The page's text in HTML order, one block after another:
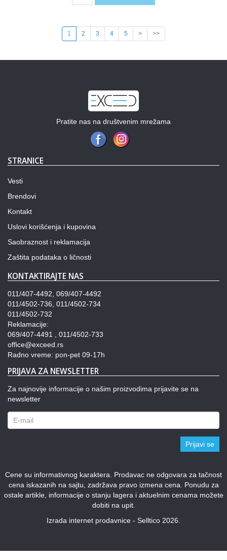
1 2 3 4 5 > >>
Pratite nas na društvenim mrežama
STRANICE
Vesti
Brendovi
Kontakt
Uslovi korišćenja i kupovina
Saobraznost i reklamacija
Zaštita podataka o ličnosti
KONTAKTIRAJTE NAS
011/407-4492, 069/407-4492
011/4502-736, 011/4502-734
011/4502-732
Reklamacije:
069/407-4491 , 011/4502-733
office@exceed.rs
Radno vreme: pon-pet 09-17h
PRIJAVA ZA NEWSLETTER
Za najnovije informacije o našim proizvodima prijavite se na
newsletter
Prijavi se
Cene su informativnog karaktera. Prodavac ne odgovara za tačnost
cena iskazanih na sajtu, zadržava pravo izmena cena. Ponudu za
ostale artikle, informacije o stanju lagera i aktuelnim cenama možete
dobiti na upit.
Izrada internet prodavnice - Selltico 2026.